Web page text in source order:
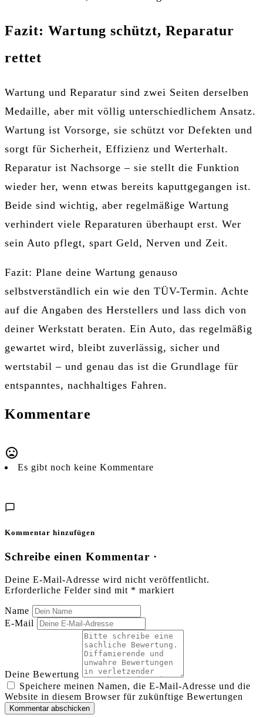
Fazit: Wartung schützt, Reparatur
rettet
Wartung und Reparatur sind zwei Seiten derselben
Medaille, aber mit völlig unterschiedlichem Ansatz.
Wartung ist Vorsorge, sie schützt vor Defekten und
sorgt für Sicherheit, Effizienz und Werterhalt.
Reparatur ist Nachsorge – sie stellt die Funktion
wieder her, wenn etwas bereits kaputtgegangen ist.
Beide sind wichtig, aber regelmäßige Wartung
verhindert viele Reparaturen überhaupt erst. Wer
sein Auto pflegt, spart Geld, Nerven und Zeit.
Fazit: Plane deine Wartung genauso
selbstverständlich ein wie den TÜV-Termin. Achte
auf die Angaben des Herstellers und lass dich von
deiner Werkstatt beraten. Ein Auto, das regelmäßig
gewartet wird, bleibt zuverlässig, sicher und
wertstabil – und genau das ist die Grundlage für
entspanntes, nachhaltiges Fahren.
Kommentare
Es gibt noch keine Kommentare
Kommentar hinzufügen
Schreibe einen Kommentar ·
Deine E-Mail-Adresse wird nicht veröffentlicht.
Erforderliche Felder sind mit * markiert
Name
E-Mail
Deine Bewertung
Speichere meinen Namen, die E-Mail-Adresse und die
Website in diesem Browser für zukünftige Bewertungen
Kommentar abschicken